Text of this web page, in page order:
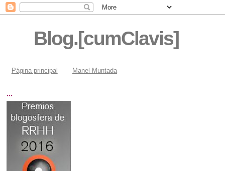
Blog.[cumClavis]
Página principal Manel Muntada
...